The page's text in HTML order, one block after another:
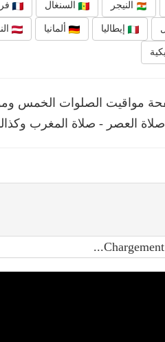
النيجر السنغال
إيطاليا ألمانيا
العصر - صلاة المغرب